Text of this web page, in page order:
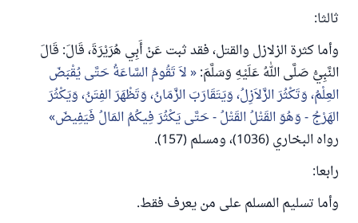
ثالثا:
وأما كثرة الزلازل والقتل، فقد ثبت عَنْ أَبِي هُرَيْرَةَ، قَالَ: قَالَ
النَّبِيُّ صَلَّى اللهُ عَلَيْهِ وَسَلَّمَ: لاَ تَقُومُ السَّاعَةُ حَتَّى يُقْبَضَ
العِلْمُ، وَتَكْثُرَ الزَّلاَزِلُ، وَيَتَقَارَبَ الزَّمَانُ، وَتَظْهَرَ الفِتَنُ، وَيَكْثُرَ
الهَرْجُ - وَهُوَ القَتْلُ القَتْلُ - حَتَّى يَكْثُرَ فِيكُمُ المَالُ فَيَفِيضَ
رواه البخاري (1036)، ومسلم (157).
رابعا:
وأما تسليم المسلم على من يعرف فقط.